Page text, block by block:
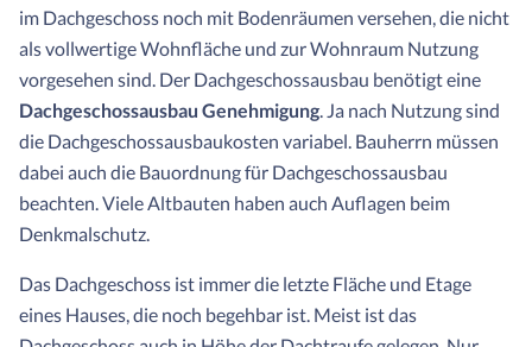
im Dachgeschoss noch mit Bodenräumen versehen, die nicht
als vollwertige Wohnfläche und zur Wohnraum Nutzung
vorgesehen sind. Der Dachgeschossausbau benötigt eine
Dachgeschossausbau Genehmigung. Ja nach Nutzung sind
die Dachgeschossausbaukosten variabel. Bauherrn müssen
dabei auch die Bauordnung für Dachgeschossausbau
beachten. Viele Altbauten haben auch Auflagen beim
Denkmalschutz.
Das Dachgeschoss ist immer die letzte Fläche und Etage
eines Hauses, die noch begehbar ist. Meist ist das